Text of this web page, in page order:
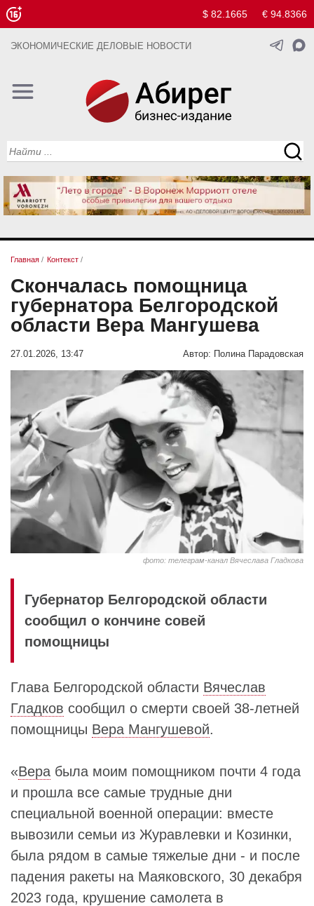
$ 82.1665 € 94.8366
ЭКОНОМИЧЕСКИЕ ДЕЛОВЫЕ НОВОСТИ
Главная / Контекст /
Скончалась помощница
губернатора Белгородской
области Вера Мангушева
27.01.2026, 13:47 Автор: Полина Парадовская
фото: телеграм-канал Вячеслава Гладкова
Губернатор Белгородской области
сообщил о кончине совей
помощницы
Глава Белгородской области Вячеслав
Гладков сообщил о смерти своей 38-летней
помощницы Вера Мангушевой.
«Вера была моим помощником почти 4 года
и прошла все самые трудные дни
специальной военной операции: вместе
вывозили семьи из Журавлевки и Козинки,
была рядом в самые тяжелые дни - и после
падения ракеты на Маяковского, 30 декабря
2023 года, крушение самолета в